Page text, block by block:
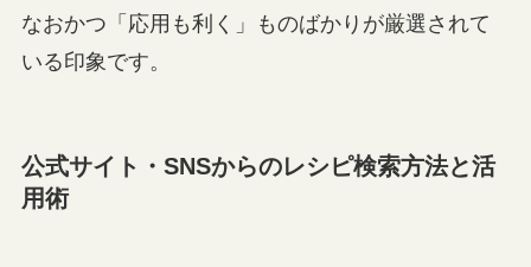
なおかつ「応用も利く」ものばかりが厳選されて
いる印象です。
公式サイト・SNSからのレシピ検索方法と活
用術